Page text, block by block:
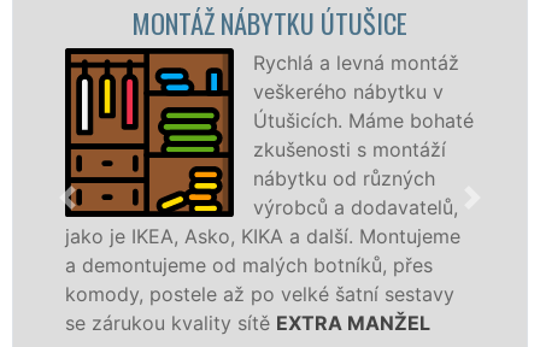
MONTÁŽ NÁBYTKU ÚTUŠICE
Rychlá a levná montáž
veškerého nábytku v
Útušicích. Máme bohaté
zkušenosti s montáží
nábytku od různých
výrobců a dodavatelů,
jako je IKEA, Asko, KIKA a další. Montujeme
a demontujeme od malých botníků, přes
komody, postele až po velké šatní sestavy
se zárukou kvality sítěEXTRA MANŽEL